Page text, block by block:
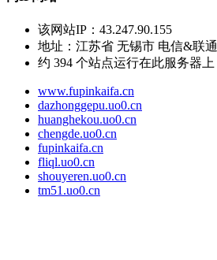
该网站IP： 43.247.90.155
地址： 江苏省 无锡市 电信&联通
约 394 个站点运行在此服务器上
www.fupinkaifa.cn
dazhonggepu.uo0.cn
huanghekou.uo0.cn
chengde.uo0.cn
fupinkaifa.cn
fliql.uo0.cn
shouyeren.uo0.cn
tm51.uo0.cn